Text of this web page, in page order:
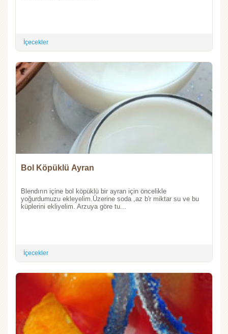
İçecekler
Bol Köpüklü Ayran
Blendırın içine bol köpüklü bir ayran için öncelikle
yoğurdumuzu ekleyelim.Üzerine soda ,az b'r miktar su ve bu
küplerini ekliyelim. Arzuya göre tu...
İçecekler